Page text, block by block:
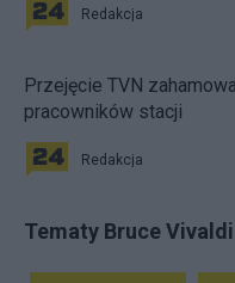
Redakcja
Przejęcie TVN
pracowników stacji
Redakcja
Tematy Bruce